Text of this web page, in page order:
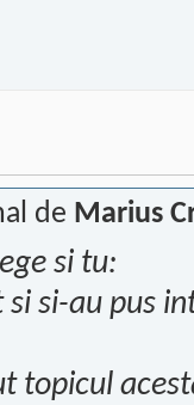
de Marius
si tu:
si si-au pus
topicul